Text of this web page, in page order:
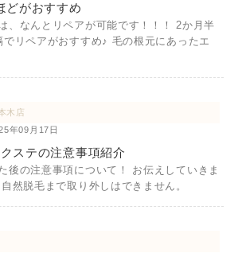
どがおすすめ
、なんとリペアが可能です！！！ 2か月半
でリペアがおすすめ♪ 毛の根元にあったエ
木店
年09月17日
ステの注意事項紹介
後の注意事項について！ お伝えしていきま
然脱毛まで取り外しはできません。